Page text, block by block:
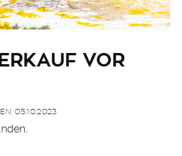
VOR
05.10.2023